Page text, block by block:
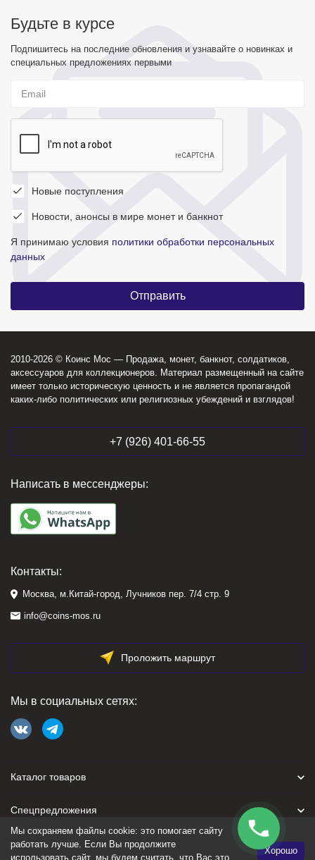
Будьте в курсе
Подпишитесь на последние обновления и узнавайте о новинках и
специальных предложениях первыми
Новые поступления
Новости, анонсы в мире монет и банкнот
Я принимаю условия политики обработки персональных
данных
2010-2026 © Коинс Мос — Продажа, монет, банкнот, солдатиков,
аксессуаров для коллекционеров. Материал размещенный на сайте
имеет только историческую ценность и не является пропагандой
каких-либо политических или религиозных убеждений и взглядов!
+7 (926) 401-66-55
Написать в мессенджеры:
Контакты:
Москва, м.Китай-город, Лучников пер. 7/4 стр. 9
info@coins-mos.ru
Проложить маршрут
Мы в социальных сетях:
Каталог товаров
Спецпредложения
Для покупателя
Мы сохраняем файлы cookie: это помогает сайту
работать лучше. Если Вы продолжите
использовать сайт, мы будем считать, что Вас это
Хорошо